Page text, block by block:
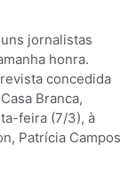
jornalistas
honra.
concedida
Branca,
feira (7/3), à
Patrícia Campos